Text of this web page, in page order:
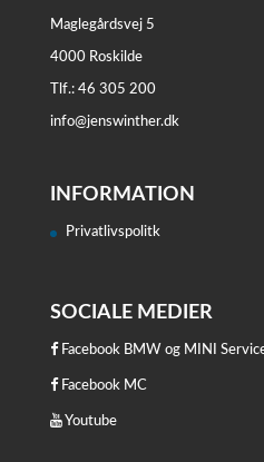
Maglegårdsvej 5
4000 Roskilde
Tlf.: 46 305 200
info@jenswinther.dk
INFORMATION
Privatlivspolitk
SOCIALE MEDIER
Facebook BMW og MINI
Facebook MC
Youtube